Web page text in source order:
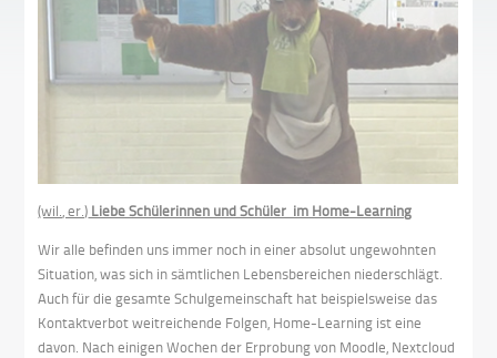
(wil., er.) Liebe Schülerinnen und Schüler im Home-Learning
Wir alle befinden uns immer noch in einer absolut ungewohnten
Situation, was sich in sämtlichen Lebensbereichen niederschlägt.
Auch für die gesamte Schulgemeinschaft hat beispielsweise das
Kontaktverbot weitreichende Folgen, Home-Learning ist eine
davon. Nach einigen Wochen der Erprobung von Moodle, Nextcloud